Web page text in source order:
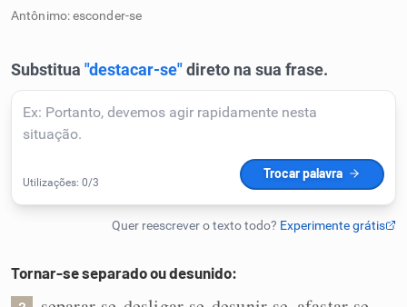
Cata-letras
Conexões
Caça-palavras
Antônimo: esconder-se
Tornar-se separado ou desunido: